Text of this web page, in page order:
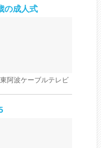
の成人式
阿波ケーブルテレビ